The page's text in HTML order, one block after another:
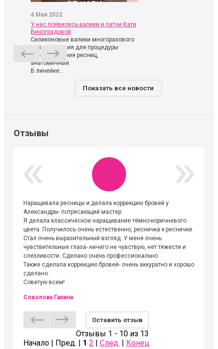
4 Мая 2022
У нас появились валики и патчи Кати
Виноградовой
Силиконовые валики многоразового
использования для процедуры
ламинирования ресниц,
анатомичные.
В линейке...
Показать все новости
Отзывы
Наращивала ресницы и делала коррекцию бровей у
Александры- потрясающий мастер.
Я делала классическое наращивание тёмно-коричневого
цвета. Получилось очень естественно, ресничка к ресничке.
Стал очень выразительный взгляд. У меня очень
чувствительные глаза- ничего не чувствую, нет тяжести и
слезливости. Сделано очень профессионально.
Также сделала коррекцию бровей- очень аккуратно и хорошо
сделано.
Советую всем!
Соколова Галина
Оставить отзыв
Отзывы 1 - 10 из 13
Начало | Пред. | 1 2 След. Конец